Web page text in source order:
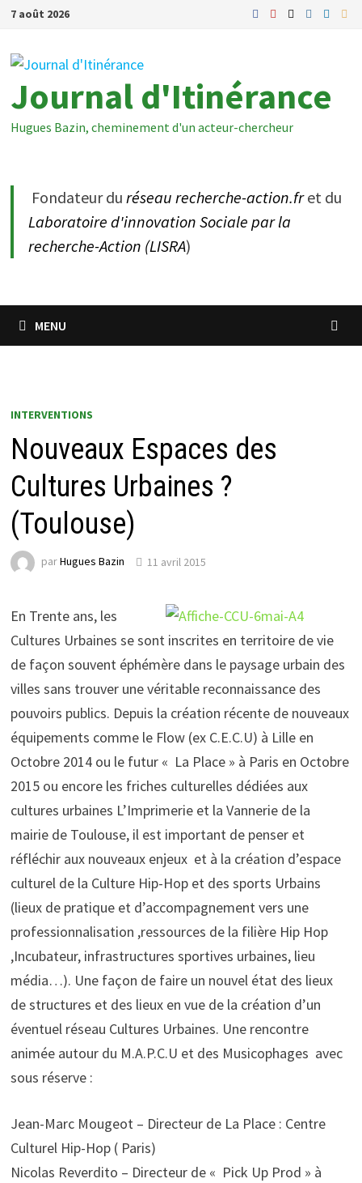
Passer
contenu
7 août 2026
Journal d'Itinérance
Hugues Bazin, cheminement d'un acteur-chercheur
Fondateur duréseau recherche-action.fret du
Laboratoire d'innovation Sociale par la
recherche-Action (LISRA)
MENU
INTERVENTIONS
Nouveaux Espaces des
Cultures Urbaines ?
(Toulouse)
parHugues Bazin 11 avril 2015
En Trente ans, les
Cultures Urbaines se sont inscrites en territoire de vie
de façon souvent éphémère dans le paysage urbain des
villes sans trouver une véritable reconnaissance des
pouvoirs publics. Depuis la création récente de nouveaux
équipements comme le Flow (ex C.E.C.U) à Lille en
Octobre 2014 ou le futur « La Place » à Paris en Octobre
2015 ou encore les friches culturelles dédiées aux
cultures urbaines L’Imprimerie et la Vannerie de la
mairie de Toulouse, il est important de penser et
réfléchir aux nouveaux enjeux et à la création d’espace
culturel de la Culture Hip-Hop et des sports Urbains
(lieux de pratique et d’accompagnement vers une
professionnalisation ,ressources de la filière Hip Hop
,Incubateur, infrastructures sportives urbaines, lieu
média…). Une façon de faire un nouvel état des lieux
de structures et des lieux en vue de la création d’un
éventuel réseau Cultures Urbaines. Une rencontre
animée autour du M.A.P.C.U et des Musicophages avec
sous réserve :
Jean-Marc Mougeot – Directeur de La Place : Centre
Culturel Hip-Hop ( Paris)
Nicolas Reverdito – Directeur de « Pick Up Prod » à